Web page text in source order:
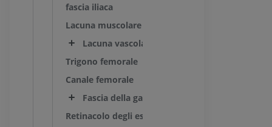
fascia iliaca
Lacuna muscolare
Lacuna vascolare
Trigono femorale
Canale femorale
Fascia della gamba
Retinacolo degli estensori della gamba